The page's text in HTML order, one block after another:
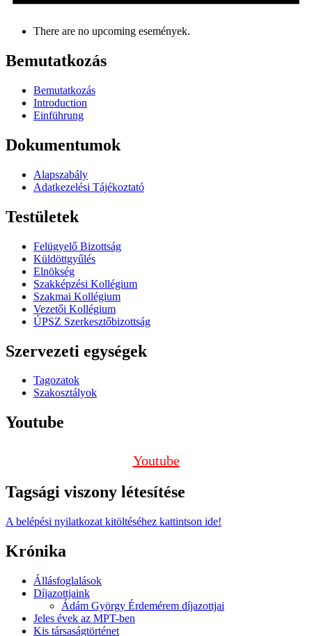
There are no upcoming események.
Bemutatkozás
Bemutatkozás
Introduction
Einführung
Dokumentumok
Alapszabály
Adatkezelési Tájékoztató
Testületek
Felügyelő Bizottság
Küldöttgyűlés
Elnökség
Szakképzési Kollégium
Szakmai Kollégium
Vezetői Kollégium
ÚPSZ Szerkesztőbizottság
Szervezeti egységek
Tagozatok
Szakosztályok
Youtube
Youtube
Tagsági viszony létesítése
A belépési nyilatkozat kitöltéséhez kattintson ide!
Krónika
Állásfoglalások
Díjazottjaink
Ádám György Érdemérem díjazottjai
Jeles évek az MPT-ben
Kis társaságtörténet